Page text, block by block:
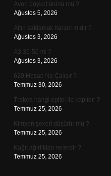
Aven boykot ürünü mü ?
Ağustos 5, 2026
Altın saklamak haram mıdır ?
Ağustos 3, 2026
A3 35-50 mi ?
Ağustos 3, 2026
620 Hesap Ne Çalışır ?
Temmuz 30, 2026
Trakea hangi epitel ile kaplıdır ?
Temmuz 25, 2026
Kimyon şekeri düşürür mü ?
Temmuz 25, 2026
Kağıt ağırlıkları nelerdir ?
Temmuz 25, 2026